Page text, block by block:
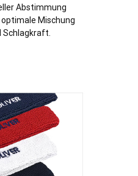
Abstimmung
Mischung
Schlagkraft.